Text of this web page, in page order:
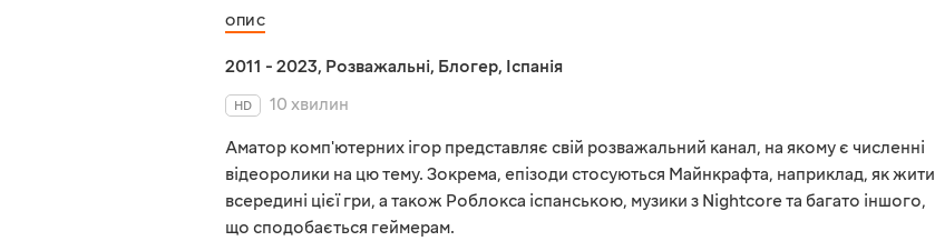
ОПИС
2011 - 2023, Розважальні, Блогер, Іспанія
HD
10 хвилин
Аматор комп'ютерних ігор представляє свій розважальний канал, на якому є численні
відеоролики на цю тему. Зокрема, епізоди стосуються Майнкрафта, наприклад, як жити
всередині цієї гри, а також Роблокса іспанською, музики з Nightcore та багато іншого,
що сподобається геймерам.